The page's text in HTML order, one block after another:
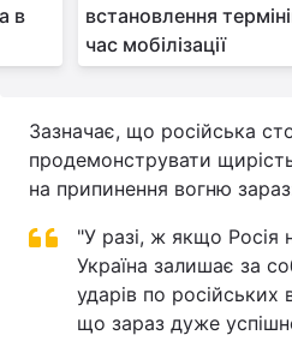
в
встановлення
час мобілізації
Зазначає, що російська
продемонструвати
на припинення вогню
"У разі, ж якщо Росія
Україна залишає за
ударів по російських
що зараз дуже